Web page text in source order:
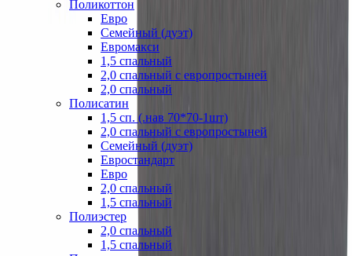
Поликоттон
Евро
Семейный (дуэт)
Евромакси
1,5 спальный
2,0 спальный с европростыней
2,0 спальный
Полисатин
1,5 сп. (.нав 70*70-1шт)
2,0 спальный с европростыней
Семейный (дуэт)
Евростандарт
Евро
2,0 спальный
1,5 спальный
Полиэстер
2,0 спальный
1,5 спальный